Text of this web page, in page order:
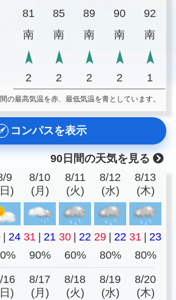
81
85 89 90
92
南
南 南 南 南
2 2 2 2 1
の最高気温を赤、最低気温を青としています。
コンパスを表示
90日間の天気を見る
9
)
8/10
(月)
8/11
(火)
8/12
(水)
8/13
(木)
24 31 21 30 22 29 22 31
23
90% 60% 80% 80%
16
)
8/17
(月)
8/18
(火)
8/19
(水)
8/20
(木)